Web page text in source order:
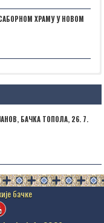
ХРАМУ У НОВОМ
БАЧКА ТОПОЛА, 26. 7.